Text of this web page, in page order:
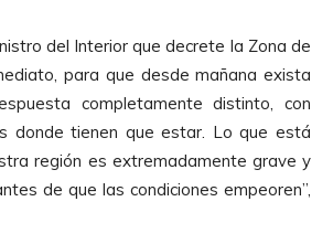
del Interior que decrete la Zona de
para que desde mañana exista
completamente distinto, con
donde tienen que estar. Lo que está
región es extremadamente grave y
de que las condiciones empeoren”,